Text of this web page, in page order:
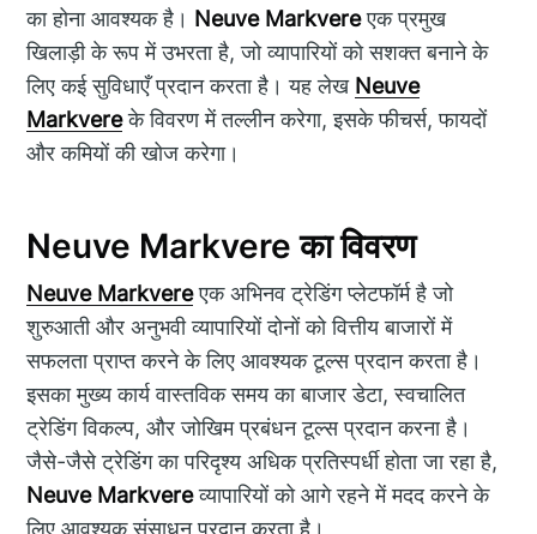
का होना आवश्यक है। Neuve Markvereएक प्रमुख
खिलाड़ी के रूप में उभरता है, जो व्यापारियों को सशक्त बनाने के
लिए कई सुविधाएँ प्रदान करता है। यह लेख Neuve
Markvereके विवरण में तल्लीन करेगा, इसके फीचर्स, फायदों
और कमियों की खोज करेगा।
Neuve Markvere का विवरण
Neuve Markvereएक अभिनव ट्रेडिंग प्लेटफॉर्म है जो
शुरुआती और अनुभवी व्यापारियों दोनों को वित्तीय बाजारों में
सफलता प्राप्त करने के लिए आवश्यक टूल्स प्रदान करता है।
इसका मुख्य कार्य वास्तविक समय का बाजार डेटा, स्वचालित
ट्रेडिंग विकल्प, और जोखिम प्रबंधन टूल्स प्रदान करना है।
जैसे-जैसे ट्रेडिंग का परिदृश्य अधिक प्रतिस्पर्धी होता जा रहा है,
Neuve Markvereव्यापारियों को आगे रहने में मदद करने के
लिए आवश्यक संसाधन प्रदान करता है।